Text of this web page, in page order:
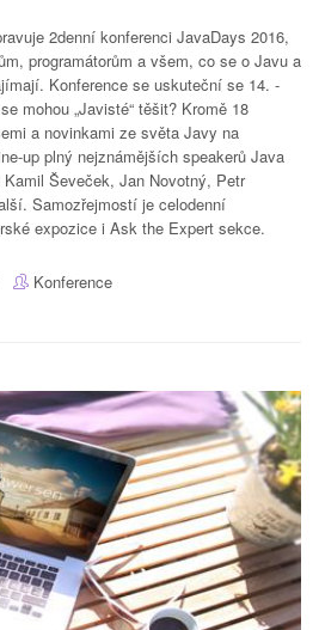
2denní konferenci JavaDays 2016,
programátorům a všem, co se o Javu a
Konference se uskuteční se 14. -
mohou „Javisté“ těšit? Kromě 18
a novinkami ze světa Javy na
up plný nejznámějších speakerů Java
Ševeček, Jan Novotný, Petr
Samozřejmostí je celodenní
expozice i Ask the Expert sekce.
Konference